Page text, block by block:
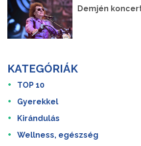
Demjén
KATEGÓRIÁK
TOP 10
Gyerekkel
Kirándulás
Wellness, egészség